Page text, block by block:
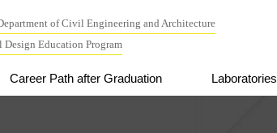
of Civil Engineering and Architecture
Design Education Program
Career Path after Graduation Laboratories